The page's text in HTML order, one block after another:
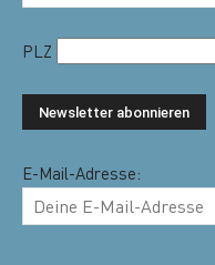
PLZ
E-Mail-Adresse: